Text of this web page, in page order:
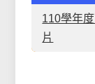
110學年
片